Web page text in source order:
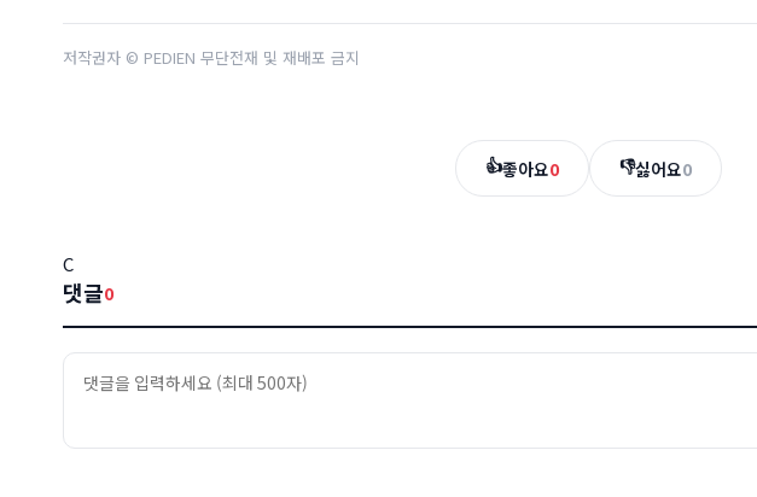
저작권자 © PEDIEN 무단전재 및 재배포 금지
👍좋아요0 👎싫어요0
C
댓글0